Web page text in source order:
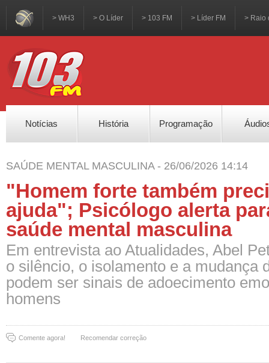
> WH3 > O Líder > 103 FM > Líder FM > Raio
Notícias História Programação
SAÚDE MENTAL MASCULINA - 26/06/2026 14:14
"Homem forte também
ajuda"; Psicólogo alerta
saúde mental masculina
Em entrevista ao Atualidades, Abel
o silêncio, o isolamento e a mudança
podem ser sinais de adoecimento
homens
Comente agora! Recomendar correção